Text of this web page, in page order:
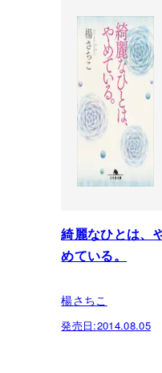
綺麗なひとは、
めている。
楊さちこ
発売日:2014.08.05